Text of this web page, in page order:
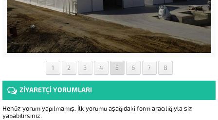
1 2 3 4 5 6 7 8
ZİYARETÇİ YORUMLARI
Henüz yorum yapılmamış. İlk yorumu aşağıdaki form aracılığıyla siz
yapabilirsiniz.